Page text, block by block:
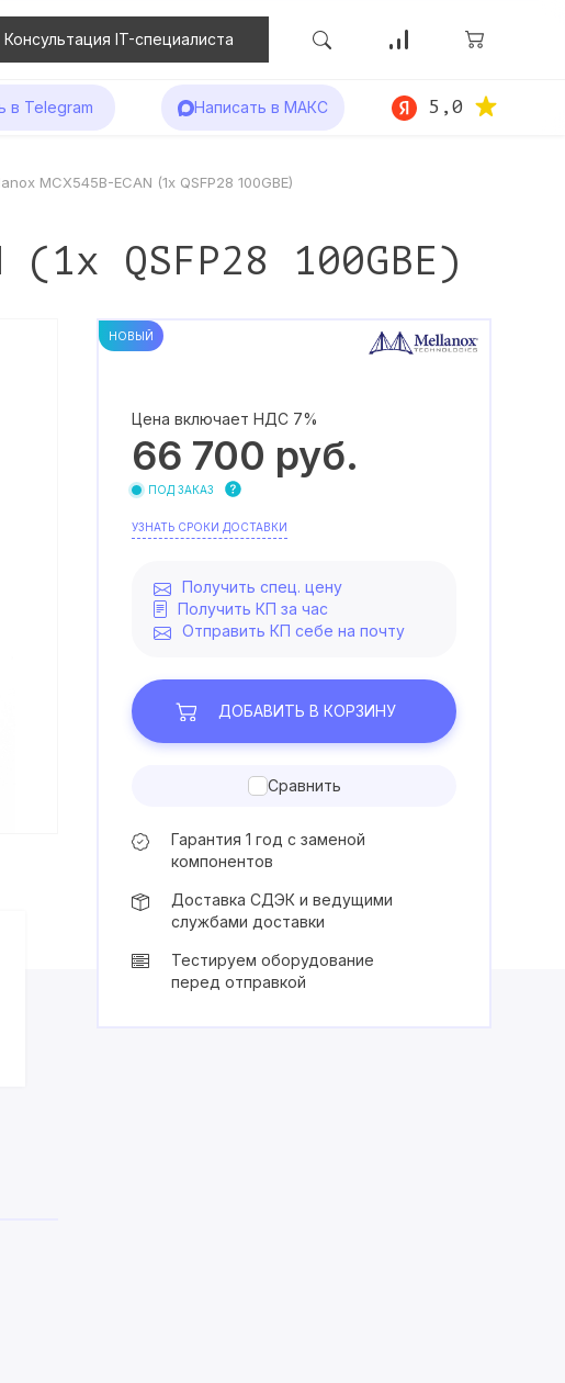
Консультация IT-специалиста
в Telegram Написать в МАКС 5,0
MCX545B-ECAN (1x QSFP28 100GBE)
(1x QSFP28 100GBE)
НОВЫЙ
Цена включает НДС 7%
66 700 руб.
ПОД ЗАКАЗ
УЗНАТЬ СРОКИ ДОСТАВКИ
Получить спец. цену
Получить КП за час
Отправить КП себе на почту
ДОБАВИТЬ В КОРЗИНУ
Сравнить
Гарантия 1 год с заменой
компонентов
Доставка СДЭК и ведущими
службами доставки
Тестируем оборудование
перед отправкой